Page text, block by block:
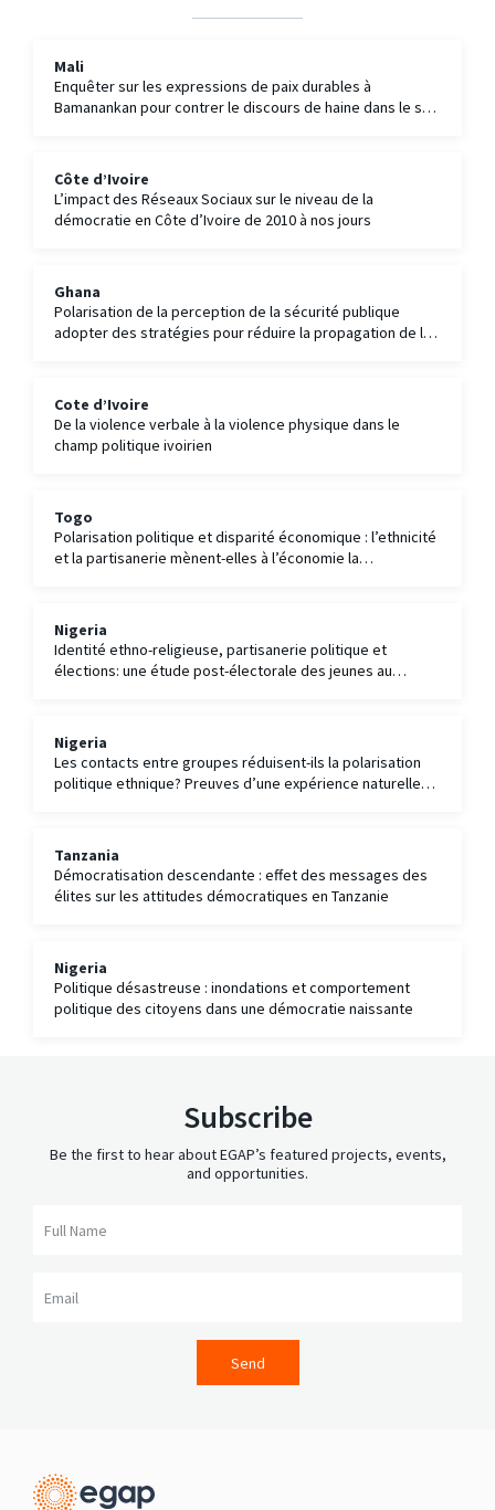
Mali
Enquêter sur les expressions de paix durables à
Bamanankan pour contrer le discours de haine dans le sud
Côte d’Ivoire
L’impact des Réseaux Sociaux sur le niveau de la
démocratie en Côte d’Ivoire de 2010 à nos jours
Ghana
Polarisation de la perception de la sécurité publique
adopter des stratégies pour réduire la propagation de la
Cote d’Ivoire
De la violence verbale à la violence physique dans le
champ politique ivoirien
Togo
Polarisation politique et disparité économique : l’ethnicité
et la partisanerie mènent-elles à l’économie la
Nigeria
Identité ethno-religieuse, partisanerie politique et
élections: une étude post-électorale des jeunes au
Nigeria
Les contacts entre groupes réduisent-ils la polarisation
politique ethnique? Preuves d’une expérience naturelle
Tanzania
Démocratisation descendante : effet des messages des
élites sur les attitudes démocratiques en Tanzanie
Nigeria
Politique désastreuse : inondations et comportement
politique des citoyens dans une démocratie naissante
Subscribe
Be the first to hear about EGAP’s featured projects, events,
and opportunities.
Send